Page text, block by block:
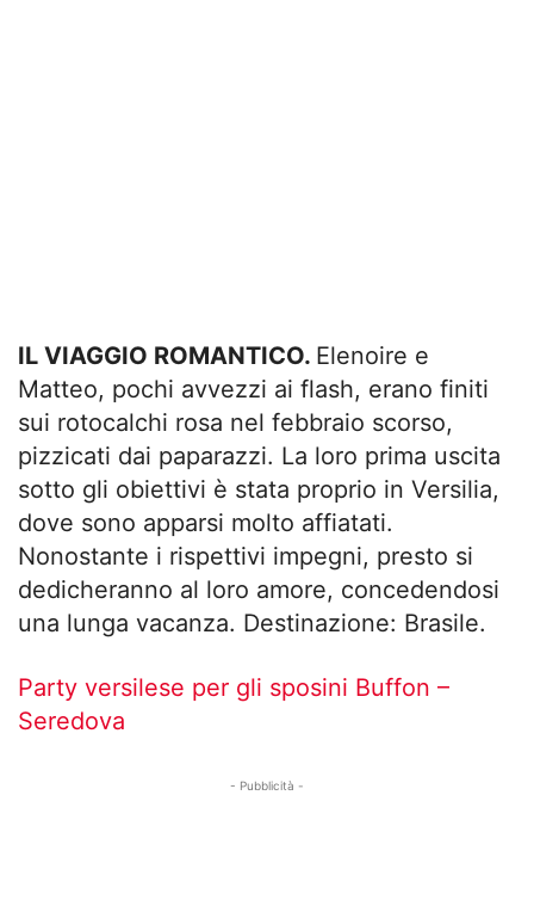
IL VIAGGIO ROMANTICO. Elenoire e
Matteo, pochi avvezzi ai flash, erano finiti
sui rotocalchi rosa nel febbraio scorso,
pizzicati dai paparazzi. La loro prima uscita
sotto gli obiettivi è stata proprio in Versilia,
dove sono apparsi molto affiatati.
Nonostante i rispettivi impegni, presto si
dedicheranno al loro amore, concedendosi
una lunga vacanza. Destinazione: Brasile.
Party versilese per gli sposini Buffon –
Seredova
- Pubblicità -